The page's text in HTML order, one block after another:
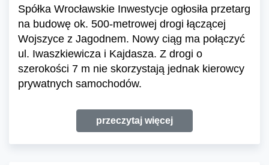
Spółka Wrocławskie Inwestycje ogłosiła przetarg
na budowę ok. 500-metrowej drogi łączącej
Wojszyce z Jagodnem. Nowy ciąg ma połączyć
ul. Iwaszkiewicza i Kajdasza. Z drogi o
szerokości 7 m nie skorzystają jednak kierowcy
prywatnych samochodów.
przeczytaj więcej